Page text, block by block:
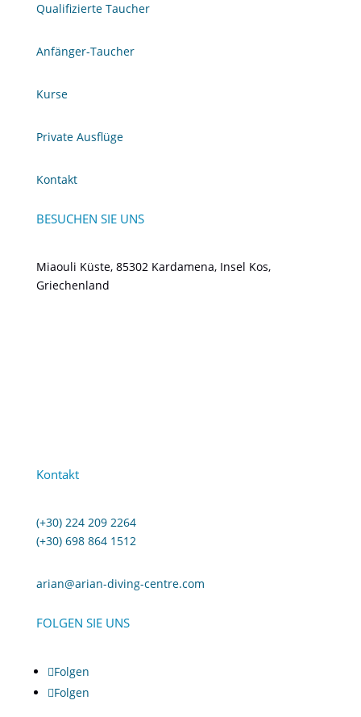
Qualifizierte Taucher
Anfänger-Taucher
Kurse
Private Ausflüge
Kontakt
BESUCHEN SIE UNS
Miaouli Küste, 85302 Kardamena, Insel Kos,
Griechenland
Kontakt
(+30) 224 209 2264
(+30) 698 864 1512
arian@arian-diving-centre.com
FOLGEN SIE UNS
Folgen
Folgen